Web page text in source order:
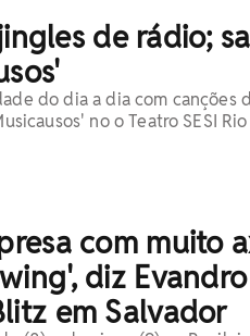
de rádio;
do dia a dia com canções
no o Teatro SESI
com muito
diz
em Salvador